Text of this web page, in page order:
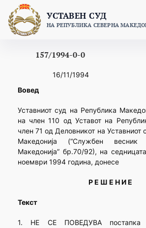
content
УСТАВЕН СУД
НА РЕПУБЛИКА СЕВЕРНА
157/1994-0-0
16/11/1994
Вовед
Уставниот суд на Република
на член 110 од Уставот на
член 71 од Деловникот на Уставниот
Македонија (“Службен
Македонија” бр.70/92), на
ноември 1994 година, донесе
Р Е Ш Е Н И Е
Текст
1. НЕ СЕ ПОВЕДУВА постапка